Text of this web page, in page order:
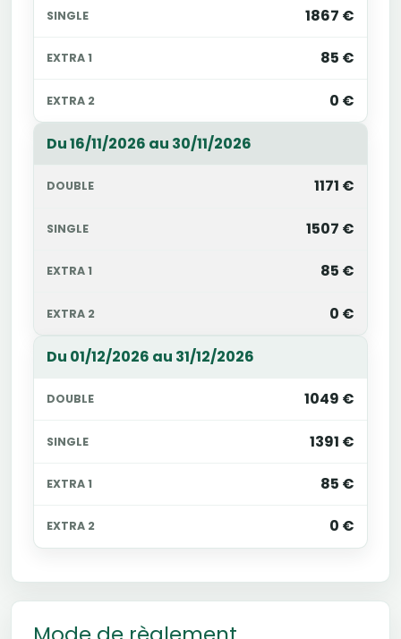
1867 €
85 €
0 €
Du 16/11/2026 au 30/11/2026
1171 €
1507 €
85 €
0 €
Du 01/12/2026 au 31/12/2026
1049 €
1391 €
85 €
0 €